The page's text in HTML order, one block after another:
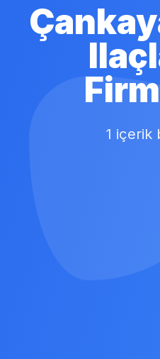
1 içerik